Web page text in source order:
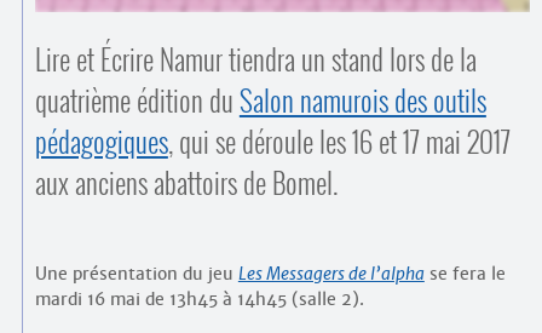
Lire et Écrire Namur tiendra un stand lors de la
quatrième édition duSalon namurois des outils
pédagogiques, qui se déroule les 16 et 17 mai 2017
aux anciens abattoirs de Bomel.
Une présentation du jeu Les Messagers de l’alphase fera le
mardi 16 mai de 13h45 à 14h45 (salle 2).